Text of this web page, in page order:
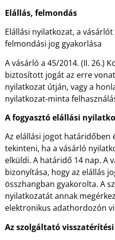
Elállás, felmondás
Elállási nyilatkozat, a
felmondási jog gyakorlása
A vásárló a 45/2014. (II. 26.)
biztosított jogát az erre
nyilatkozat útján, vagy a
nyilatkozat-minta
A fogyasztó elállási
Az elállási jogot határidőben
tekinteni, ha a vásárló
elküldi. A határidő 14 nap. A
bizonyítása, hogy az elállás
összhangban gyakorolta. A
nyilatkozatát annak
elektronikus adathordozón
Az szolgáltató